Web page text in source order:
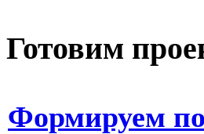
Готовим
Формируем